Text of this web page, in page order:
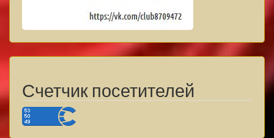
Счетчик посетителей